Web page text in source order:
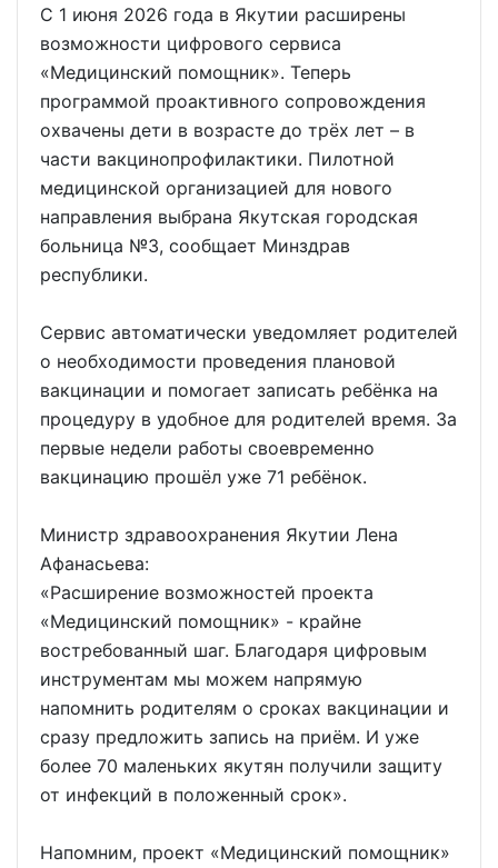
С 1 июня 2026 года в Якутии расширены
возможности цифрового сервиса
«Медицинский помощник». Теперь
программой проактивного сопровождения
охвачены дети в возрасте до трёх лет – в
части вакцинопрофилактики. Пилотной
медицинской организацией для нового
направления выбрана Якутская городская
больница №3, сообщает Минздрав
республики.
Сервис автоматически уведомляет родителей
о необходимости проведения плановой
вакцинации и помогает записать ребёнка на
процедуру в удобное для родителей время. За
первые недели работы своевременно
вакцинацию прошёл уже 71 ребёнок.
Министр здравоохранения Якутии Лена
Афанасьева:
«Расширение возможностей проекта
«Медицинский помощник» - крайне
востребованный шаг. Благодаря цифровым
инструментам мы можем напрямую
напомнить родителям о сроках вакцинации и
сразу предложить запись на приём. И уже
более 70 маленьких якутян получили защиту
от инфекций в положенный срок».
Напомним, проект «Медицинский помощник»